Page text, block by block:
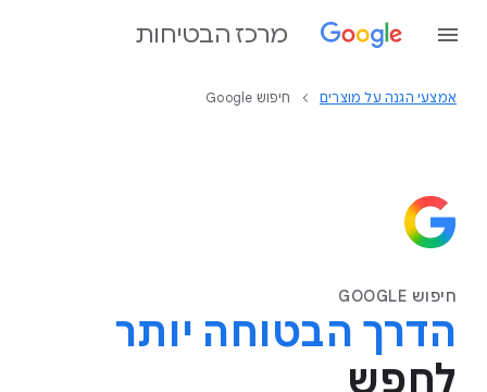
מרכז הבטיחות
אמצעי הגנה על מוצרים חיפוש Google
חיפוש GOOGLE
הדרך הבטוחה יותר
לחפש